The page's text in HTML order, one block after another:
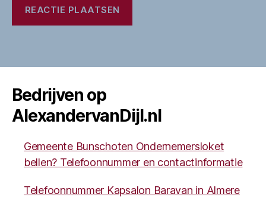
Bedrijven op
AlexandervanDijl.nl
Gemeente Bunschoten Ondernemersloket
bellen? Telefoonnummer en contactinformatie
Telefoonnummer Kapsalon Baravan in Almere